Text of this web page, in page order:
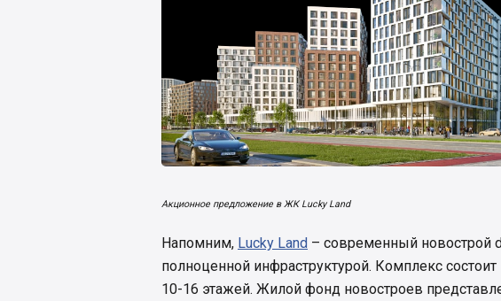
Акционное предложение в ЖК Lucky Land
Напомним, Lucky Land – современный новострой
полноценной инфраструктурой. Комплекс
10-16 этажей. Жилой фонд новостроев